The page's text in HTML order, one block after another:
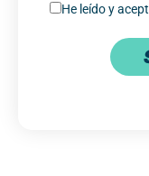
He leído y